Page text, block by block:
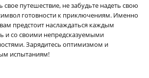
свое путешествие, не забудьте надеть свою
готовности к приключениям. Именно
предстоит наслаждаться каждым
и со своими непредсказуемыми
Зарядитесь оптимизмом и
испытаниям!